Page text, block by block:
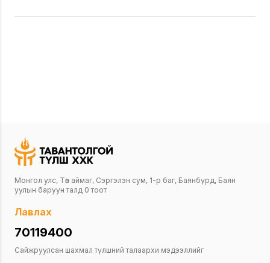
Монгол улс, Төв аймаг, Сэргэлэн сум, 1-р баг, Баянбүрд, Баян
уулын баруун талд 0 тоот
Лавлах
70119400
Сайжруулсан шахмал түлшний талаархи мэдээллийг